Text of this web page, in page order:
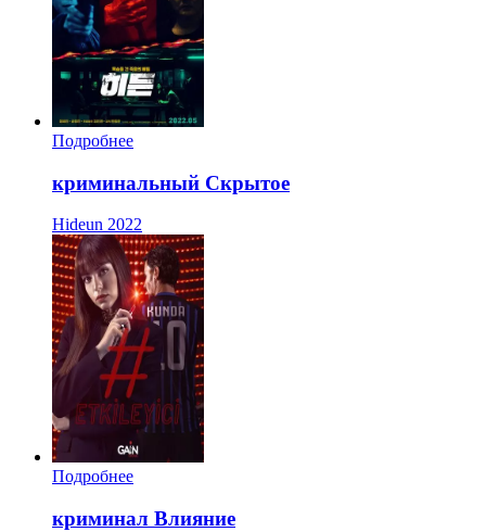
Подробнее
криминальный Скрытое
Hideun 2022
Подробнее
криминал Влияние